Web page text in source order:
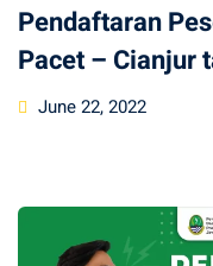
Pendaftaran
Pacet – Cianjur
Posted
June 22, 2022